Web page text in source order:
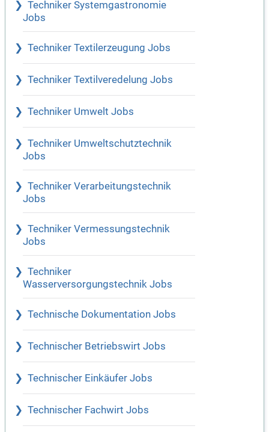
Techniker Systemgastronomie
Jobs
Techniker Textilerzeugung Jobs
Techniker Textilveredelung Jobs
Techniker Umwelt Jobs
Techniker Umweltschutztechnik
Jobs
Techniker Verarbeitungstechnik
Jobs
Techniker Vermessungstechnik
Jobs
Techniker
Wasserversorgungstechnik Jobs
Technische Dokumentation Jobs
Technischer Betriebswirt Jobs
Technischer Einkäufer Jobs
Technischer Fachwirt Jobs